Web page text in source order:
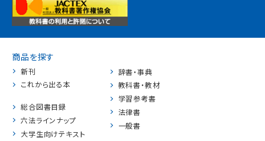
商品を探す
新刊
これから出る本
総合図書目録
六法ラインナップ
大学生向けテキスト
辞書・事典
教科書・教材
学習参考書
法律書
一般書